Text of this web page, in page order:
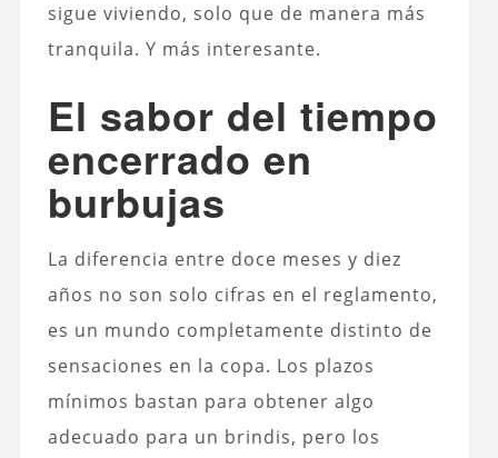
sigue viviendo, solo que de manera más
tranquila. Y más interesante.
El sabor del tiempo
encerrado en
burbujas
La diferencia entre doce meses y diez
años no son solo cifras en el reglamento,
es un mundo completamente distinto de
sensaciones en la copa. Los plazos
mínimos bastan para obtener algo
adecuado para un brindis, pero los